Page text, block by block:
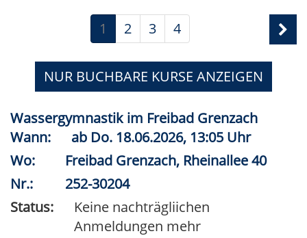
1 2 3 4
NUR BUCHBARE KURSE ANZEIGEN
Wassergymnastik im Freibad Grenzach
Wann:
ab Do. 18.06.2026, 13:05 Uhr
Wo:
Freibad Grenzach, Rheinallee 40
Nr.:
252-30204
Status:
Keine nachträgliichen
Anmeldungen mehr